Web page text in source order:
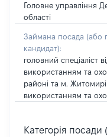
Головне управління
області
Займана посада (або
кандидат):
головний спеціаліст
використанням та
районі та м.
використанням та
Категорія посади